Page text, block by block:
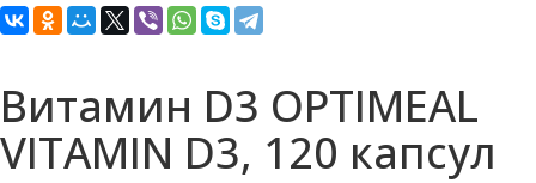
Витамин D3 OPTIMEAL
VITAMIN D3, 120 капсул